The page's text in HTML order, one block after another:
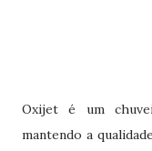
Oxijet é um
mantendo a